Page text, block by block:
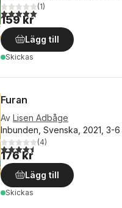
5,0utav 5 stjärnor. Totalt antal
(1)
159 kr
Lägg till
Skickas
Furan
Av Lisen Adbåge
Inbunden, Svenska, 2021, 3-6
4,5utav 5 stjärnor. Totalt antal
(4)
176 kr
Lägg till
Skickas